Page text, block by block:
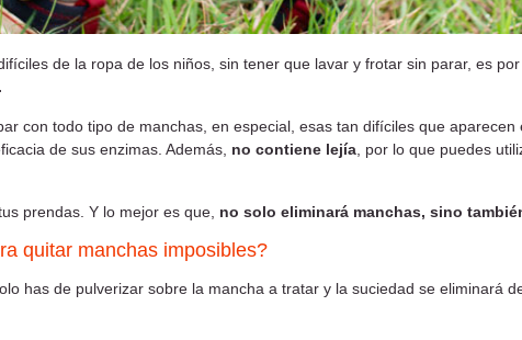
de la ropa de los niños, sin tener que lavar y frotar sin parar, es por
con todo tipo de manchas, en especial, esas tan difíciles que
de sus enzimas. Además, no contiene lejía , por lo que puedes
prendas. Y lo mejor es que, no solo eliminará manchas, sino
quitar manchas imposibles?
has de pulverizar sobre la mancha a tratar y la suciedad se eliminará